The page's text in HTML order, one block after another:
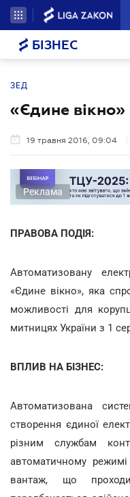
БІЗНЕС
ЗЕД
«Єдине вікно»
19 травня 2016, 09:04
Реклама
ПРАВОВА ПОДІЯ:
Автоматизовану
«Єдине вікно», яка
можливості для
митницях України з 1
ВПЛИВ НА БІЗНЕС:
Автоматизована
створення єдиної
різним службам
автоматичному
вантаж, що